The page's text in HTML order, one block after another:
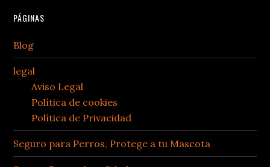
PÁGINAS
Blog
legal
Aviso Legal
Política de cookies
Política de Privacidad
Seguro para Perros, Protege a tu Mascota